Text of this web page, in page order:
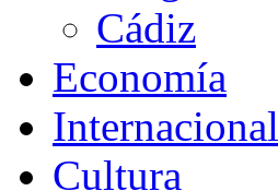
Cádiz
Economía
Internacional
Cultura